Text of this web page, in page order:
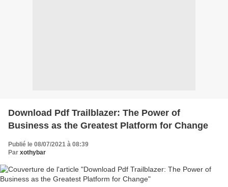
Download Pdf Trailblazer: The Power of
Business as the Greatest Platform for Change
Publié le 08/07/2021 à 08:39
Par xothybar